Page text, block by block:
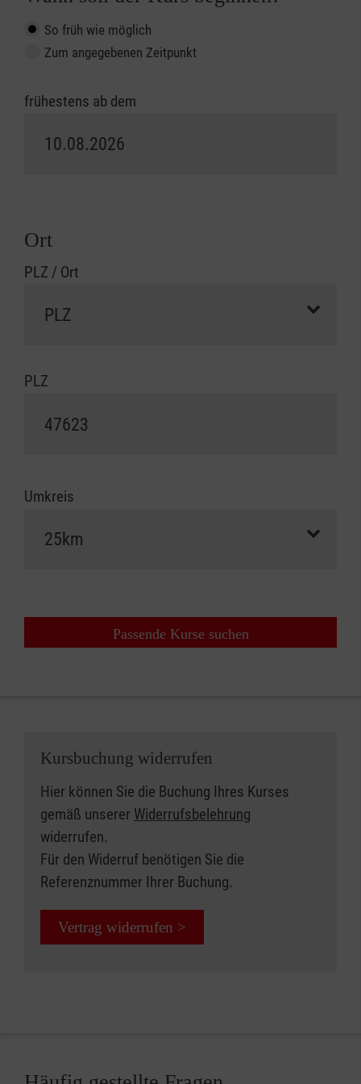
So früh wie möglich
Zum angegebenen Zeitpunkt
frühestens ab dem
Ort
PLZ / Ort
PLZ
Umkreis
Passende Kurse suchen
Kursbuchung widerrufen
Hier können Sie die Buchung Ihres Kurses
gemäß unserer Widerrufsbelehrung
widerrufen.
Für den Widerruf benötigen Sie die
Referenznummer Ihrer Buchung.
Vertrag widerrufen >